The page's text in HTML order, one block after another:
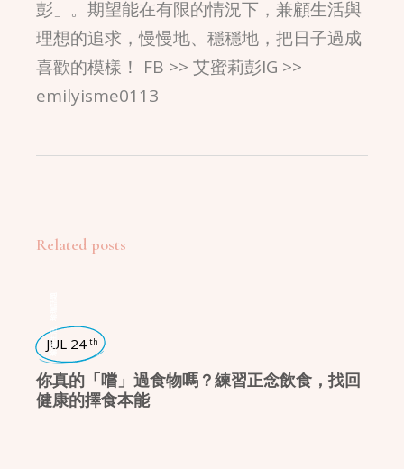
彭」。期望能在有限的情況下，兼顧生活與
理想的追求，慢慢地、穩穩地，把日子過成
喜歡的模樣！ FB >> 艾蜜莉彭IG >>
emilyisme0113
Related posts
瑜珈生活
JUL 24 th
你真的「嚐」過食物嗎？練習正念飲食，找回
健康的擇食本能